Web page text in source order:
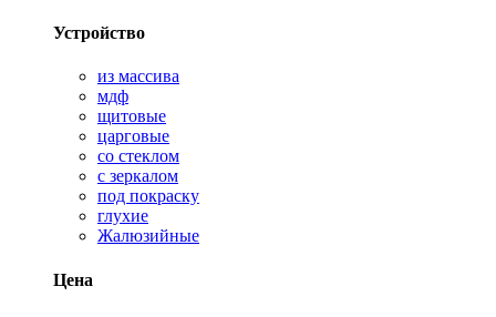
Устройство
из массива
мдф
щитовые
царговые
со стеклом
с зеркалом
под покраску
глухие
Жалюзийные
Цена